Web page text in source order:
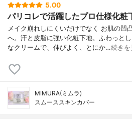
5.00
パリコレで活躍したプロ仕様化粧
メイク崩れしにくいだけでなく お肌の凹
へ。汗と皮脂に強い化粧下地。ふわっと
なクリームで、伸びよく、とにか…続きを
MIMURA(ミムラ)
スムーススキンカバー